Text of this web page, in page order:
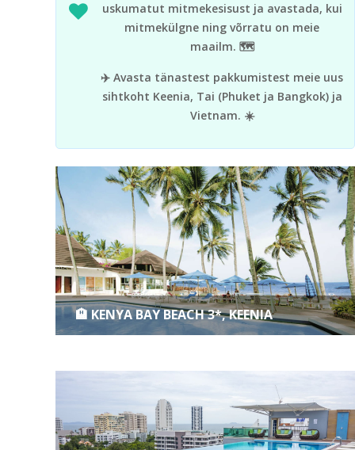
uskumatut mitmekesisust ja avastada, kui
mitmekülgne ning võrratu on meie
maailm. 🗺️
✈️ Avasta tänastest pakkumistest meie uus
sihtkoht Keenia, Tai (Phuket ja Bangkok) ja
Vietnam. ☀️
🏨 KENYA BAY BEACH 3*, KEENIA